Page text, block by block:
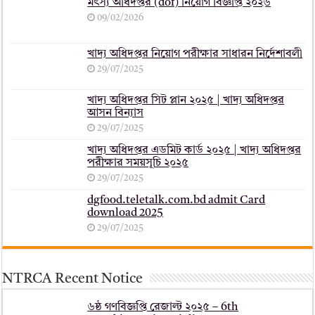
মৎস্য অধিদপ্তর (dof) নিয়োগ বিজ্ঞপ্তি ২০২৬
09/02/2026
খাদ্য অধিদপ্তর নিয়োগ পরীক্ষার সাধারন নির্দেশাবলী
29/07/2025
খাদ্য অধিদপ্তর সিট প্লান ২০২৫ | খাদ্য অধিদপ্তর
আসন বিন্যাস
29/07/2025
খাদ্য অধিদপ্তর এডমিট কার্ড ২০২৫ | খাদ্য অধিদপ্তর
পরীক্ষার সময়সূচি ২০২৫
29/07/2025
dgfood.teletalk.com.bd admit Card
download 2025
29/07/2025
NTRCA Recent Notice
৬ষ্ঠ গণবিজ্ঞপ্তি রেজাল্ট ২০২৫ – 6th